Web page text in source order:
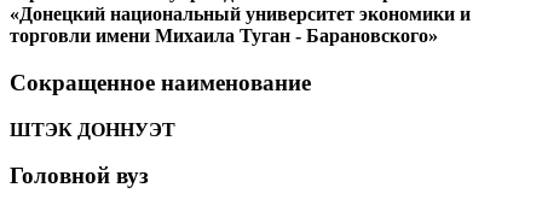
«Донецкий национальный университет экономики и
торговли имени Михаила Туган - Барановского»
Сокращенное наименование
ШТЭК ДОННУЭТ
Головной вуз